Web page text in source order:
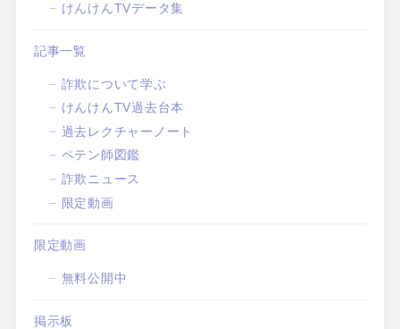
けんけんTVデータ集
記事一覧
詐欺について学ぶ
けんけんTV過去台本
過去レクチャーノート
ペテン師図鑑
詐欺ニュース
限定動画
限定動画
無料公開中
掲示板